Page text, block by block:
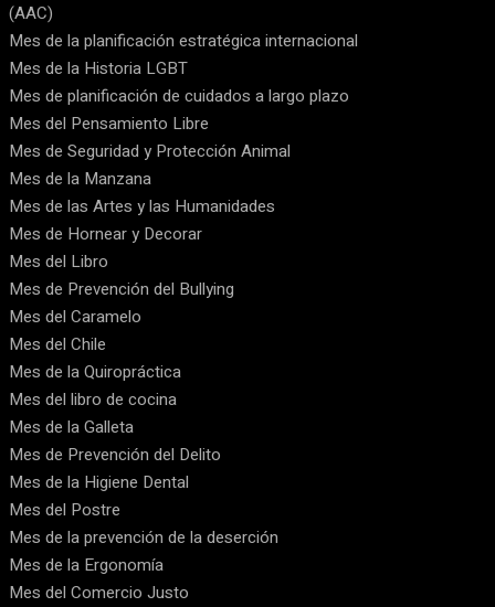
(AAC)
Mes de la planificación estratégica internacional
Mes de la Historia LGBT
Mes de planificación de cuidados a largo plazo
Mes del Pensamiento Libre
Mes de Seguridad y Protección Animal
Mes de la Manzana
Mes de las Artes y las Humanidades
Mes de Hornear y Decorar
Mes del Libro
Mes de Prevención del Bullying
Mes del Caramelo
Mes del Chile
Mes de la Quiropráctica
Mes del libro de cocina
Mes de la Galleta
Mes de Prevención del Delito
Mes de la Higiene Dental
Mes del Postre
Mes de la prevención de la deserción
Mes de la Ergonomía
Mes del Comercio Justo